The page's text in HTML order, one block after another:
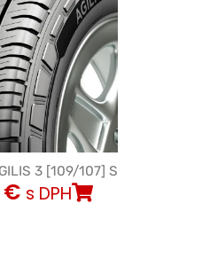
3 [109/107] S
€ s DPH